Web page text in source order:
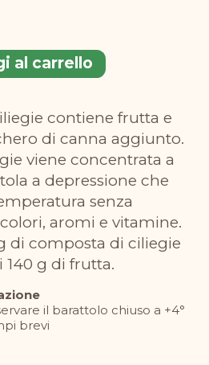
al carrello
di canna aggiunto.
viene concentrata a
a depressione che
senza
aromi e vitamine.
di composta di ciliegie
g di frutta.
il barattolo chiuso a +4°
brevi